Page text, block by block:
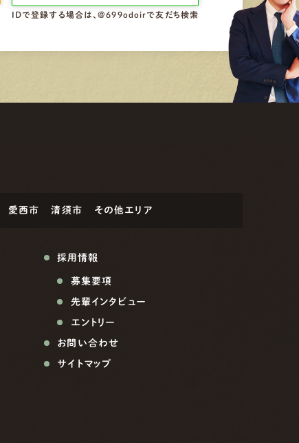
IDで登録する場合は、@699odoirで友だち検索
愛西市 清須市 その他エリア
採用情報
募集要項
先輩インタビュー
エントリー
お問い合わせ
サイトマップ